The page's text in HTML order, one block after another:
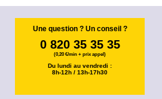
Une question ? Un conseil ?
0 820 35 35 35
(0,20 €/min + prix appel)
Du lundi au vendredi :
8h-12h / 13h-17h30